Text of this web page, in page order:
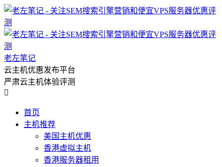
老左笔记
云主机优惠发布平台
严肃云主机体验评测

首页
主机推荐
美国主机优惠
香港虚拟主机
香港服务器租用